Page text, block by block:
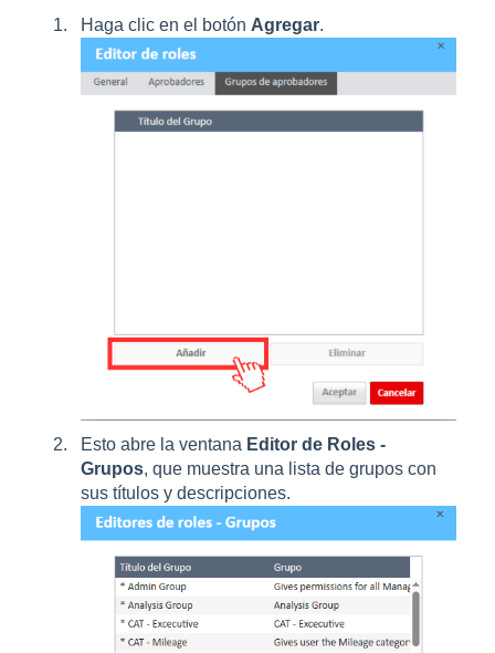
Haga clic en el botón Agregar.
Esto abre la ventana Editor de Roles -
Grupos, que muestra una lista de grupos con
sus títulos y descripciones.